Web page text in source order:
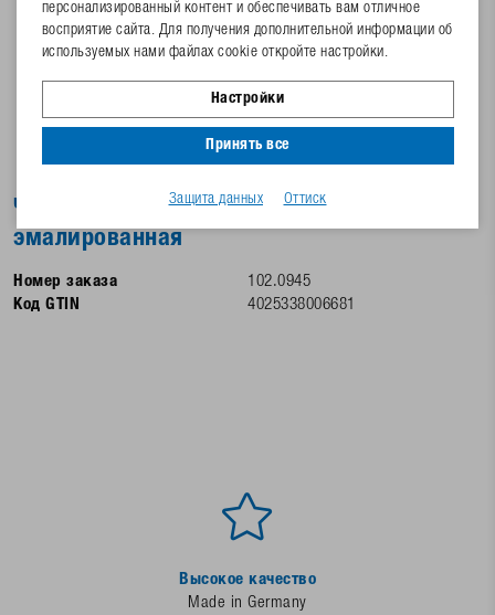
Чаша поилки, модель. 92R чугунная,
эмалированная
Номер заказа
102.0945
Код GTIN
4025338006681
Высокое качество
Made in Germany
персонализированный контент и обеспечивать вам отличное
восприятие сайта. Для получения дополнительной информации об
используемых нами файлах cookie откройте настройки.
Настройки
Принять все
Защита данных Оттиск